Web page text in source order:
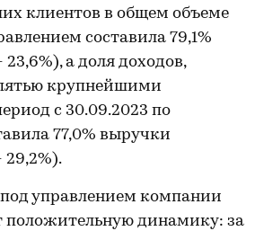
клиентов в общем объеме
составила 79,1%
а доля доходов,
крупнейшими
с 30.09.2023 по
77,0% выручки
управлением компании
положительную динамику: за